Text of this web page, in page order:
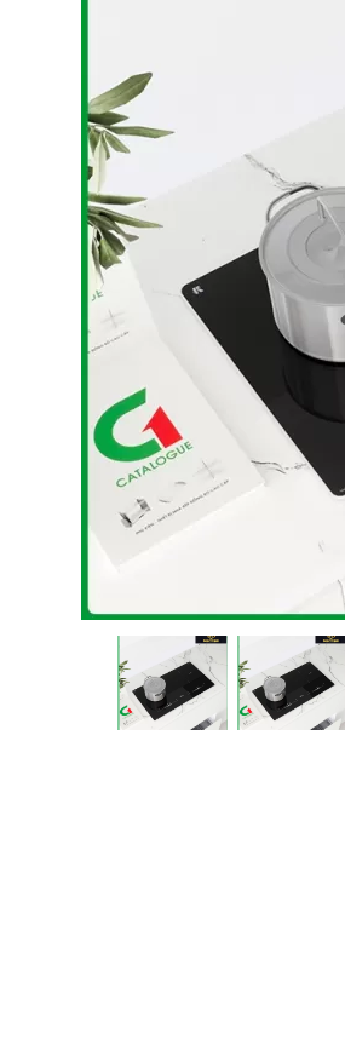
Ray trượt – bản lề – tay nắm
Phụ kiện tủ bếp dưới
Giá để bát đĩa đa năng
Kệ để chất tẩy rửa
Kệ gia vị
Kệ góc liên hoàn